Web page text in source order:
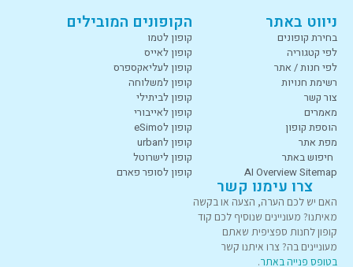
ניווט באתר
בחירת קופונים
לפי קטגוריה
לפי חנות / אתר
רשימת חנויות
צור קשר
מאמרים
הוספת קופון
מפת אתר
חיפוש באתר
AI Overview Sitemap
הקופונים המובילים
קופון לטמו
קופון לאייס
קופון לעליאקספרס
קופון למשלוחה
קופון לביתילי
קופון לאייבורי
קופון לeSimo
קופון לurban
קופון לישרוטל
קופון לסופר פארם
צרו עימנו קשר
האם יש לכם הערה, הצעה או בקשה
מאיתנו? מעוניינים שנוסיף לכם קוד
קופון לחנות ספציפית שאתם
מעוניינים בה? צרו איתנו קשר
בטופס פנייה באתר.